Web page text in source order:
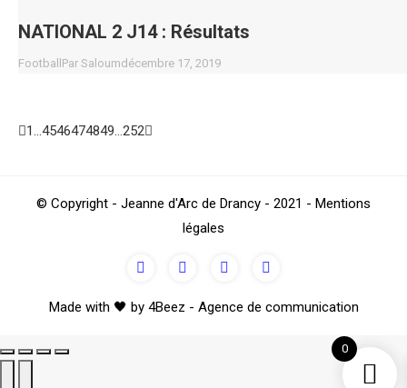
NATIONAL 2 J14 : Résultats
FootballPar Saloumdécembre 17, 2019
1 4546474849 252
0
© Copyright - Jeanne d'Arc de Drancy - 2021 - Mentions
légales
Made with 🖤 by 4Beez - Agence de communication